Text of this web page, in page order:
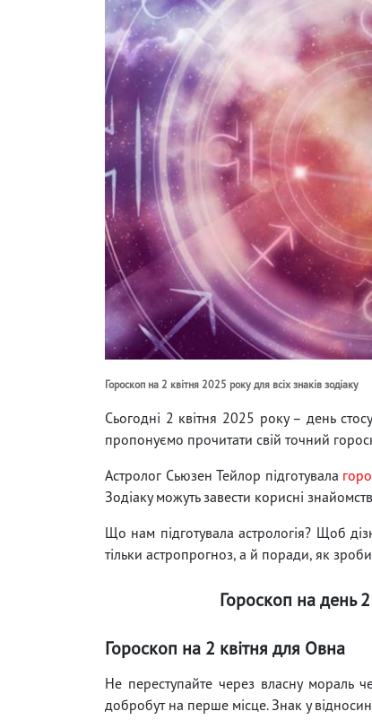
Гороскоп на 2 квітня 2025 року для всіх знаків зодіаку
Сьогодні 2 квітня 2025 року – день
пропонуємо прочитати свій точний
Астролог Сьюзен Тейлор підготувала
Зодіаку можуть завести корисні
Що нам підготувала астрологія? Щоб
тільки астропрогноз, а й поради, як
Гороскоп на день 2
Гороскоп на 2 квітня для Овна
Не переступайте через власну мораль
добробут на перше місце. Знак у